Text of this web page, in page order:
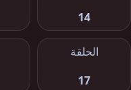
14
الحلقة
17